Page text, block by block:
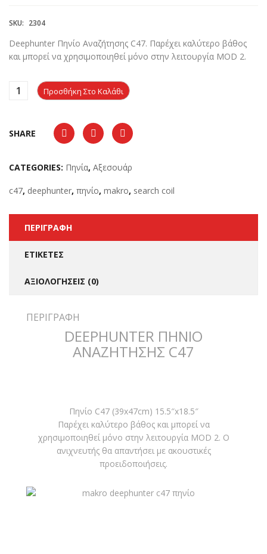
SKU: 2304
Deephunter Πηνίο Αναζήτησης C47. Παρέχει καλύτερο βάθος
και μπορεί να χρησιμοποιηθεί μόνο στην λειτουργία MOD 2.
Προσθήκη Στο Καλάθι
SHARE
CATEGORIES: Πηνία, Αξεσουάρ
c47, deephunter, πηνίο, makro, search coil
ΠΕΡΙΓΡΑΦΉ
ΕΤΙΚΈΤΕΣ
ΑΞΙΟΛΟΓΉΣΕΙΣ (0)
ΠΕΡΙΓΡΑΦΉ
DEEPHUNTER ΠΗΝΙΟ
ΑΝΑΖΗΤΗΣΗΣ C47
Πηνίο C47 (39x47cm) 15.5″x18.5″
Παρέχει καλύτερο βάθος και μπορεί να
χρησιμοποιηθεί μόνο στην λειτουργία MOD 2. Ο
ανιχνευτής θα απαντήσει με ακουστικές
προειδοποιήσεις.